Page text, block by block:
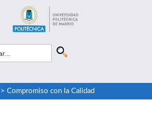
Compromiso con la Calidad